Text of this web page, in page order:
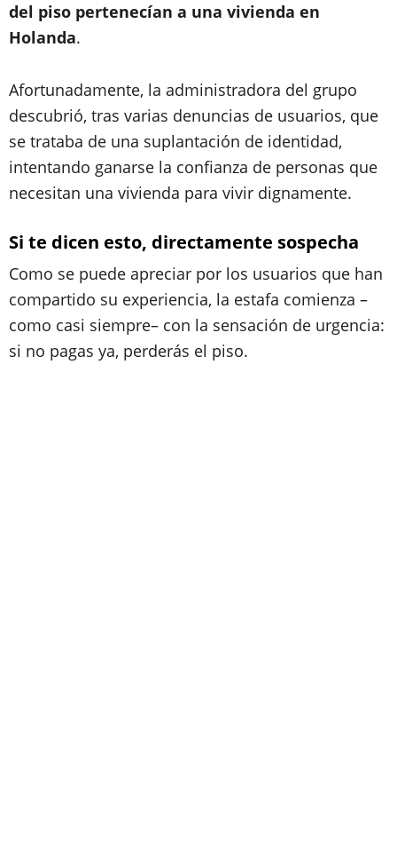
del piso pertenecían a una vivienda en
Holanda.
Afortunadamente, la administradora del grupo
descubrió, tras varias denuncias de usuarios, que
se trataba de una suplantación de identidad,
intentando ganarse la confianza de personas que
necesitan una vivienda para vivir dignamente.
Si te dicen esto, directamente sospecha
Como se puede apreciar por los usuarios que han
compartido su experiencia, la estafa comienza –
como casi siempre– con la sensación de urgencia:
si no pagas ya, perderás el piso.